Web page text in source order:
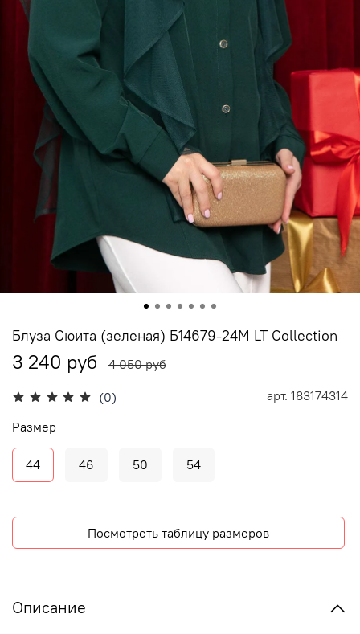
(0) арт. 183174314
Блуза Сюита (зеленая) Б14679-24М LT Collection
3 240 руб 4 050 руб
Размер
44 46 50 54
Посмотреть таблицу размеров
Описание